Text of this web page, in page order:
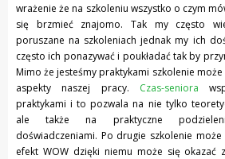
wrażenie że na szkoleniu wszystko o czym
się brzmieć znajomo. Tak my często
poruszane na szkoleniach jednak my ich
często ich ponazywać i poukładać tak by
Mimo że jesteśmy praktykami szkolenie
aspekty naszej pracy. Czas-seniora
praktykami i to pozwala na nie tylko
ale także na praktyczne
doświadczeniami. Po drugie szkolenie może
efekt WOW dzięki niemu może się okazać